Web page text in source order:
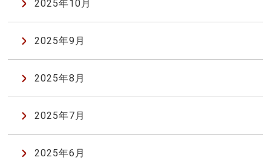
2025年10月
2025年9月
2025年8月
2025年7月
2025年6月